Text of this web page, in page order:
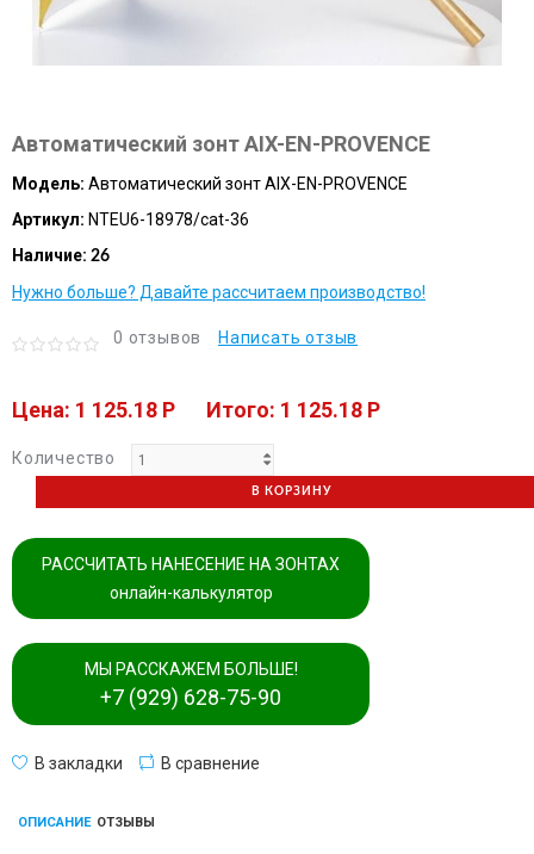
Автоматический зонт AIX-EN-PROVENCE
Модель: Автоматический зонт AIX-EN-PROVENCE
Артикул: NTEU6-18978/cat-36
Наличие: 26
Нужно больше? Давайте рассчитаем производство!
0 отзывов Написать отзыв
Цена: 1 125.18 P Итого: 1 125.18 P
Количество
В КОРЗИНУ
РАССЧИТАТЬ НАНЕСЕНИЕ НА ЗОНТАХ
онлайн-калькулятор
МЫ РАССКАЖЕМ БОЛЬШЕ!
+7 (929) 628-75-90
В закладки В сравнение
ОПИСАНИЕ ОТЗЫВЫ